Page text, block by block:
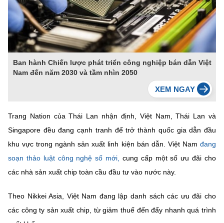
Ban hành Chiến lược phát triển công nghiệp bán dẫn Việt
Nam đến năm 2030 và tầm nhìn 2050
Trang Nation của Thái Lan nhận định, Việt Nam, Thái Lan và
Singapore đều đang cạnh tranh để trở thành quốc gia dẫn đầu
khu vực trong ngành sản xuất linh kiện bán dẫn. Việt Nam đang
soạn thảo luật công nghệ số mới,
cung cấp một số ưu đãi cho
các nhà sản xuất chip toàn cầu đầu tư vào nước này.
Theo Nikkei Asia, Việt Nam đang lập danh sách các ưu đãi cho
các công ty sản xuất chip, từ giảm thuế đến đẩy nhanh quá trình